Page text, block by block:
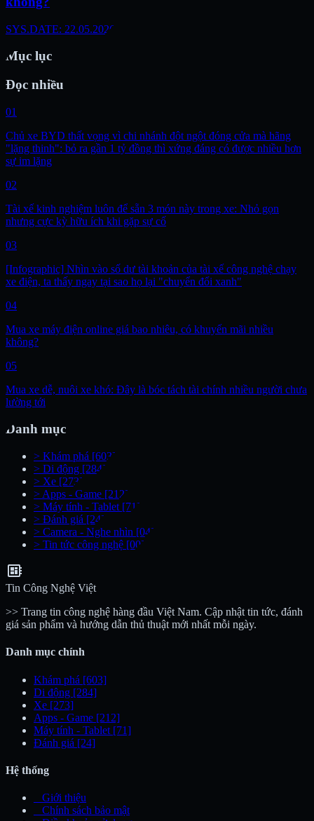
SYS.DATE: 22.05.2026
Mục lục
Đọc nhiều
01
Chủ xe BYD thất vọng vì chi nhánh đột ngột đóng cửa mà hãng
"lặng thinh": bỏ ra gần 1 tỷ đồng thì xứng đáng có được nhiều hơn
sự im lặng
02
Tài xế kinh nghiệm luôn để sẵn 3 món này trong xe: Nhỏ gọn
nhưng cực kỳ hữu ích khi gặp sự cố
03
[Infographic] Nhìn vào số dư tài khoản của tài xế công nghệ chạy
xe điện, ta thấy ngay tại sao họ lại "chuyển đổi xanh"
04
Mua xe máy điện online giá bao nhiêu, có khuyến mãi nhiều
không?
05
Mua xe dễ, nuôi xe khó: Đây là bóc tách tài chính nhiều người chưa
lường tới
Danh mục
> Khám phá [603]
> Di động [284]
> Xe [273]
> Apps - Game [212]
> Máy tính - Tablet [71]
> Đánh giá [24]
> Camera - Nghe nhìn [04]
> Tin tức công nghệ [00]
developer_board
Tin Công Nghệ Việt
>> Trang tin công nghệ hàng đầu Việt Nam. Cập nhật tin tức, đánh
giá sản phẩm và hướng dẫn thủ thuật mới nhất mỗi ngày.
Danh mục chính
Khám phá [603]
Di động [284]
Xe [273]
Apps - Game [212]
Máy tính - Tablet [71]
Đánh giá [24]
Hệ thống
Giới thiệu
Chính sách bảo mật